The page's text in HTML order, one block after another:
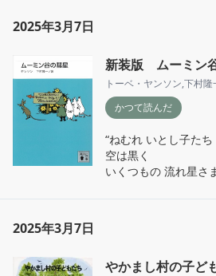
ら、銀のくつのつま
かきます。”
2025年3月7日
新装版 ムーミン
トーベ・ヤンソン,下村隆
かつて読んだ
“ねむれ いとし子たち
空は黒く
いくつもの 流れ星さ
大空の牧場をさまよう
2025年3月7日
やかまし村の子ど